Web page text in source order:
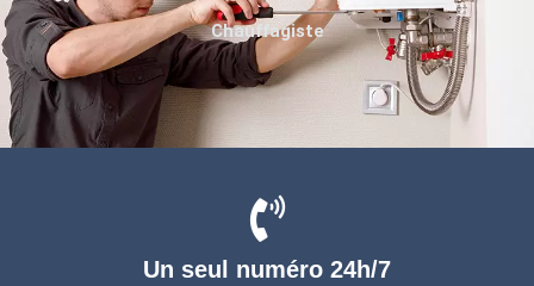
Un seul numéro 24h/7
Chauffagiste